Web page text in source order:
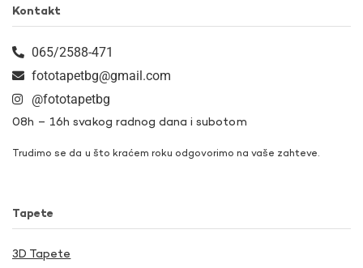
Kontakt
065/2588-471
fototapetbg@gmail.com
@fototapetbg
08h – 16h svakog radnog dana i subotom
Trudimo se da u što kraćem roku odgovorimo na vaše zahteve.
Tapete
3D Tapete